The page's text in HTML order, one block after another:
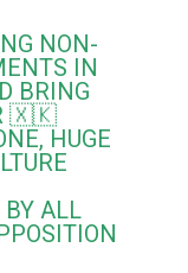
NON-
IN
BRING
🇽🇰
HUGE
BY ALL